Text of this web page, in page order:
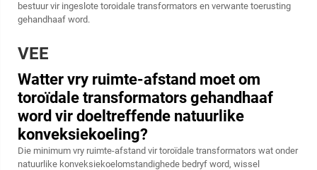
bestuur vir ingeslote toroidale transformators en verwante toerusting
gehandhaaf word.
VEE
Watter vry ruimte-afstand moet om
toroïdale transformators gehandhaaf
word vir doeltreffende natuurlike
konveksiekoeling?
Die minimum vry ruimte-afstand vir toroïdale transformators wat onder
natuurlike konveksiekoelomstandighede bedryf word, wissel